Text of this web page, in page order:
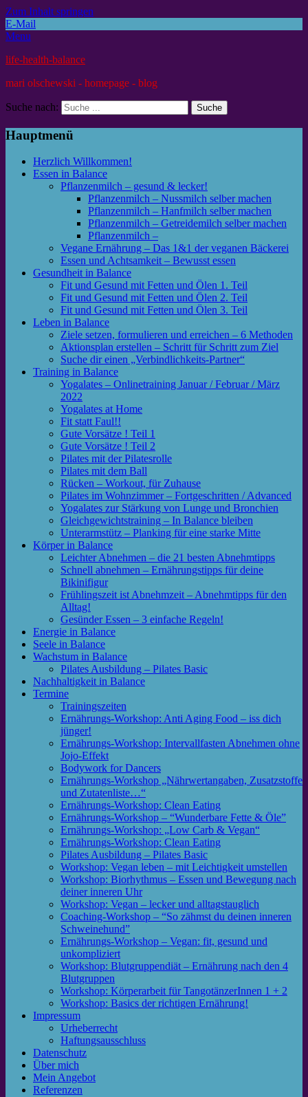
Zum Inhalt springen
E-Mail
Menu
life-health-balance
mari olschewski - homepage - blog
Suche nach:
Hauptmenü
Herzlich Willkommen!
Essen in Balance
Pflanzenmilch – gesund & lecker!
Pflanzenmilch – Nussmilch selber machen
Pflanzenmilch – Hanfmilch selber machen
Pflanzenmilch – Getreidemilch selber machen
Pflanzenmilch –
Vegane Ernährung – Das 1&1 der veganen Bäckerei
Essen und Achtsamkeit – Bewusst essen
Gesundheit in Balance
Fit und Gesund mit Fetten und Ölen 1. Teil
Fit und Gesund mit Fetten und Ölen 2. Teil
Fit und Gesund mit Fetten und Ölen 3. Teil
Leben in Balance
Ziele setzen, formulieren und erreichen – 6 Methoden
Aktionsplan erstellen – Schritt für Schritt zum Ziel
Suche dir einen „Verbindlichkeits-Partner“
Training in Balance
Yogalates – Onlinetraining Januar / Februar / März
2022
Yogalates at Home
Fit statt Faul!!
Gute Vorsätze ! Teil 1
Gute Vorsätze ! Teil 2
Pilates mit der Pilatesrolle
Pilates mit dem Ball
Rücken – Workout, für Zuhause
Pilates im Wohnzimmer – Fortgeschritten / Advanced
Yogalates zur Stärkung von Lunge und Bronchien
Gleichgewichtstraining – In Balance bleiben
Unterarmstütz – Planking für eine starke Mitte
Körper in Balance
Leichter Abnehmen – die 21 besten Abnehmtipps
Schnell abnehmen – Ernährungstipps für deine
Bikinifigur
Frühlingszeit ist Abnehmzeit – Abnehmtipps für den
Alltag!
Gesünder Essen – 3 einfache Regeln!
Energie in Balance
Seele in Balance
Wachstum in Balance
Pilates Ausbildung – Pilates Basic
Nachhaltigkeit in Balance
Termine
Trainingszeiten
Ernährungs-Workshop: Anti Aging Food – iss dich
jünger!
Ernährungs-Workshop: Intervallfasten Abnehmen ohne
Jojo-Effekt
Bodywork for Dancers
Ernährungs-Workshop „Nährwertangaben, Zusatzstoffe
und Zutatenliste…“
Ernährungs-Workshop: Clean Eating
Ernährungs-Workshop – “Wunderbare Fette & Öle”
Ernährungs-Workshop: „Low Carb & Vegan“
Ernährungs-Workshop: Clean Eating
Pilates Ausbildung – Pilates Basic
Workshop: Vegan leben – mit Leichtigkeit umstellen
Workshop: Biorhythmus – Essen und Bewegung nach
deiner inneren Uhr
Workshop: Vegan – lecker und alltagstauglich
Coaching-Workshop – “So zähmst du deinen inneren
Schweinehund”
Ernährungs-Workshop – Vegan: fit, gesund und
unkompliziert
Workshop: Blutgruppendiät – Ernährung nach den 4
Blutgruppen
Workshop: Körperarbeit für TangotänzerInnen 1 + 2
Workshop: Basics der richtigen Ernährung!
Impressum
Urheberrecht
Haftungsausschluss
Datenschutz
Über mich
Mein Angebot
Referenzen